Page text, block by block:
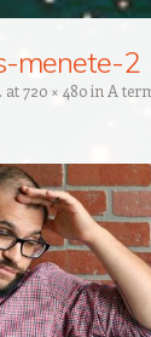
menete-2
at720 × 480in A